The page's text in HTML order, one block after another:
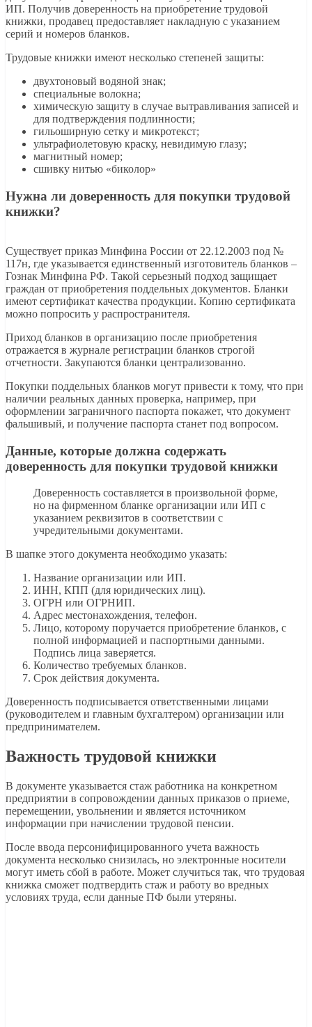
ИП. Получив доверенность на приобретение трудовой
книжки, продавец предоставляет накладную с указанием
серий и номеров бланков.
Трудовые книжки имеют несколько степеней защиты:
двухтоновый водяной знак;
специальные волокна;
химическую защиту в случае вытравливания записей и
для подтверждения подлинности;
гильоширную сетку и микротекст;
ультрафиолетовую краску, невидимую глазу;
магнитный номер;
сшивку нитью «биколор»
Нужна ли доверенность для покупки трудовой
книжки?
Существует приказ Минфина России от 22.12.2003 под №
117н, где указывается единственный изготовитель бланков –
Гознак Минфина РФ. Такой серьезный подход защищает
граждан от приобретения поддельных документов. Бланки
имеют сертификат качества продукции. Копию сертификата
можно попросить у распространителя.
Приход бланков в организацию после приобретения
отражается в журнале регистрации бланков строгой
отчетности. Закупаются бланки централизованно.
Покупки поддельных бланков могут привести к тому, что при
наличии реальных данных проверка, например, при
оформлении заграничного паспорта покажет, что документ
фальшивый, и получение паспорта станет под вопросом.
Данные, которые должна содержать
доверенность для покупки трудовой книжки
Доверенность составляется в произвольной форме,
но на фирменном бланке организации или ИП с
указанием реквизитов в соответствии с
учредительными документами.
В шапке этого документа необходимо указать:
Название организации или ИП.
ИНН, КПП (для юридических лиц).
ОГРН или ОГРНИП.
Адрес местонахождения, телефон.
Лицо, которому поручается приобретение бланков, с
полной информацией и паспортными данными.
Подпись лица заверяется.
Количество требуемых бланков.
Срок действия документа.
Доверенность подписывается ответственными лицами
(руководителем и главным бухгалтером) организации или
предпринимателем.
Важность трудовой книжки
В документе указывается стаж работника на конкретном
предприятии в сопровождении данных приказов о приеме,
перемещении, увольнении и является источником
информации при начислении трудовой пенсии.
После ввода персонифицированного учета важность
документа несколько снизилась, но электронные носители
могут иметь сбой в работе. Может случиться так, что трудовая
книжка сможет подтвердить стаж и работу во вредных
условиях труда, если данные ПФ были утеряны.